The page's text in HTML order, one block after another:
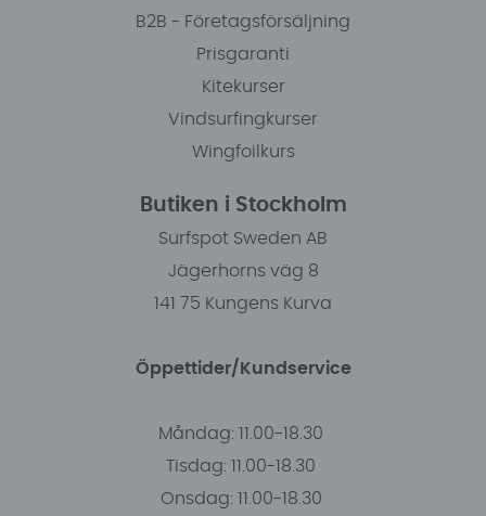
B2B - Företagsförsäljning
Prisgaranti
Kitekurser
Vindsurfingkurser
Wingfoilkurs
Butiken i Stockholm
Surfspot Sweden AB
Jägerhorns väg 8
141 75 Kungens Kurva
Öppettider/Kundservice
Måndag: 11.00-18.30
Tisdag: 11.00-18.30
Onsdag: 11.00-18.30